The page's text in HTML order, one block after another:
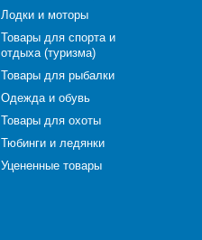
Лодки и моторы
Товары для спорта и
отдыха (туризма)
Товары для рыбалки
Одежда и обувь
Товары для охоты
Тюбинги и ледянки
Уцененные товары